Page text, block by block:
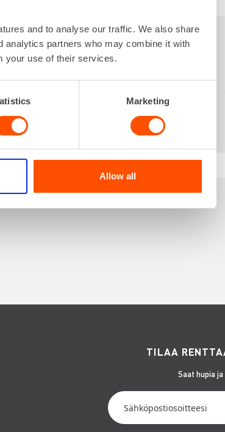
and to analyse our traffic. We also share
analytics partners who may combine it with
your use of their services.
Marketing
Allow all
Alv 0 %
TILAA
Saat hupia